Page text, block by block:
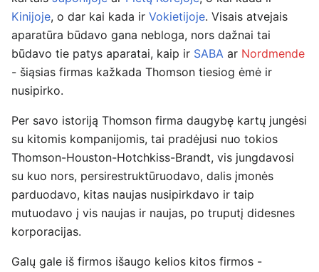
Kinijoje, o dar kai kada ir Vokietijoje. Visais atvejais
aparatūra būdavo gana nebloga, nors dažnai tai
būdavo tie patys aparatai, kaip ir SABA ar Nordmende
- šiąsias firmas kažkada Thomson tiesiog ėmė ir
nusipirko.
Per savo istoriją Thomson firma daugybę kartų jungėsi
su kitomis kompanijomis, tai pradėjusi nuo tokios
Thomson-Houston-Hotchkiss-Brandt, vis jungdavosi
su kuo nors, persirestruktūruodavo, dalis įmonės
parduodavo, kitas naujas nusipirkdavo ir taip
mutuodavo į vis naujas ir naujas, po truputį didesnes
korporacijas.
Galų gale iš firmos išaugo kelios kitos firmos -